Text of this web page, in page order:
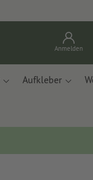
Anmelden
Aufkleber